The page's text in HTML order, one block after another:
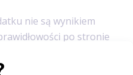
nie są wynikiem
po stronie
systemu